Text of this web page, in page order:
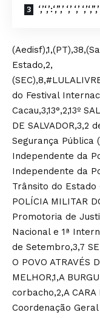
‘,’‘,’:‘,”,’ ‘,’ ‘,’ ‘,’‘,”,’
Estado,2,
do Festival
Cacau,3,13°,2,13º
DE SALVADOR,3,2
Segurança Pública
Independente da
Independente da
Trânsito do Estado
POLÍCIA MILITAR
Promotoria de
Nacional e 1ª
de Setembro,3,7
O POVO ATRAVÉS
MELHOR,1,A
corbacho,2,A CARA
Coordenação